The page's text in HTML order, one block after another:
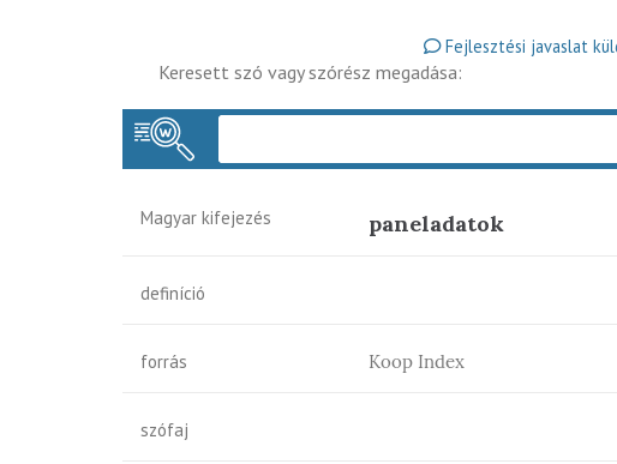
Fejlesztési javaslat
Keresett szó vagy szórész megadása:
Magyar kifejezés paneladatok
definíció
forrás Koop Index
szófaj